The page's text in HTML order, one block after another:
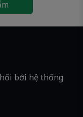
bền bỉ, an
bị điện tử nhỏ.
tốt & dịch vụ
bởi hệ thống